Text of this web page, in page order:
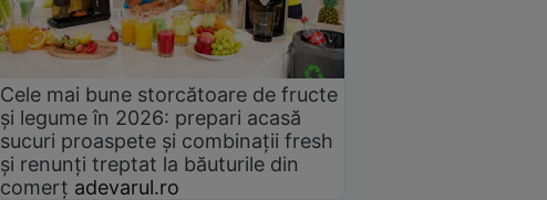
Cele mai bune storcătoare de fructe
și legume în 2026: prepari acasă
sucuri proaspete și combinații fresh
și renunți treptat la băuturile din
comerț adevarul.ro